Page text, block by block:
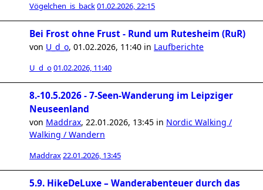
Vögelchen_is_back01.02.2026, 22:15
Bei Frost ohne Frust - Rund um Rutesheim (RuR)
von U_d_o, 01.02.2026, 11:40 in Laufberichte
U_d_o01.02.2026, 11:40
8.-10.5.2026 - 7-Seen-Wanderung im Leipziger
Neuseenland
von Maddrax, 22.01.2026, 13:45 in Nordic Walking /
Walking / Wandern
Maddrax22.01.2026, 13:45
5.9. HikeDeLuxe – Wanderabenteuer durch das